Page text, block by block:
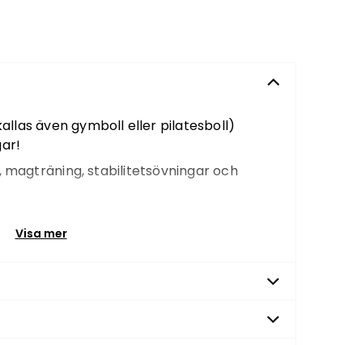
även gymboll eller pilatesboll)
magträning, stabilitetsövningar och
ca 165-185 cm)
Visa mer